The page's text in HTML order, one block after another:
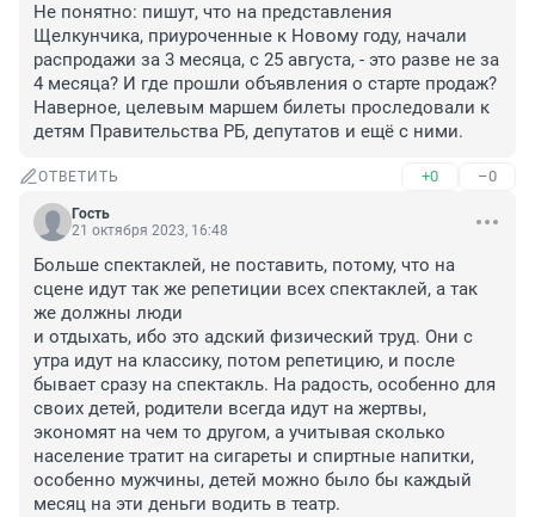
Не понятно: пишут, что на представления
Щелкунчика, приуроченные к Новому году, начали
распродажи за 3 месяца, с 25 августа, - это разве не за
4 месяца? И где прошли объявления о старте продаж?
Наверное, целевым маршем билеты проследовали к
детям Правительства РБ, депутатов и ещё с ними.
ОТВЕТИТЬ +0 –0
Гость
21 октября 2023, 16:48
Больше спектаклей, не поставить, потому, что на
сцене идут так же репетиции всех спектаклей, а так
же должны люди
и отдыхать, ибо это адский физический труд. Они с
утра идут на классику, потом репетицию, и после
бывает сразу на спектакль. На радость, особенно для
своих детей, родители всегда идут на жертвы,
экономят на чем то другом, а учитывая сколько
население тратит на сигареты и спиртные напитки,
особенно мужчины, детей можно было бы каждый
месяц на эти деньги водить в театр.